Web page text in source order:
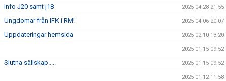
Info J20 samt j18 2025-04-28 21:55
Ungdomar från IFK i RM! 2025-04-06 20:07
Uppdateringar hemsida 2025-02-10 13:20
2025-01-15 09:52
Slutna sällskap..... 2025-01-15 09:52
2025-01-12 11:58